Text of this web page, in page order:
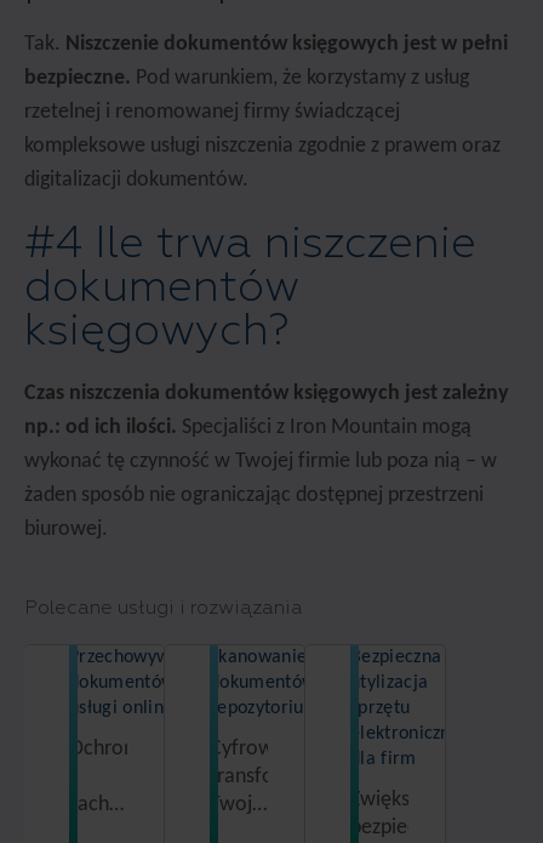
Tak. Niszczenie dokumentów księgowych jest w pełni
bezpieczne. Pod warunkiem, że korzystamy z usług
rzetelnej i renomowanej firmy świadczącej
kompleksowe usługi niszczenia zgodnie z prawem oraz
digitalizacji dokumentów.
#4 Ile trwa niszczenie
dokumentów
księgowych?
Czas niszczenia dokumentów księgowych jest zależny
np.: od ich ilości. Specjaliści z Iron Mountain mogą
wykonać tę czynność w Twojej firmie lub poza nią – w
żaden sposób nie ograniczając dostępnej przestrzeni
biurowej.
Polecane usługi i rozwiązania
Przechowywanie
dokumentów –
usługi online
Ochrona
zachowanie
Skanowanie
dokumentów i
repozytorium
Cyfrowa
transformacja
Twojej
Bezpieczna
utylizacja
sprzętu
elektronicznego
dla firm
Zwiększenie
bezpieczeństwa,